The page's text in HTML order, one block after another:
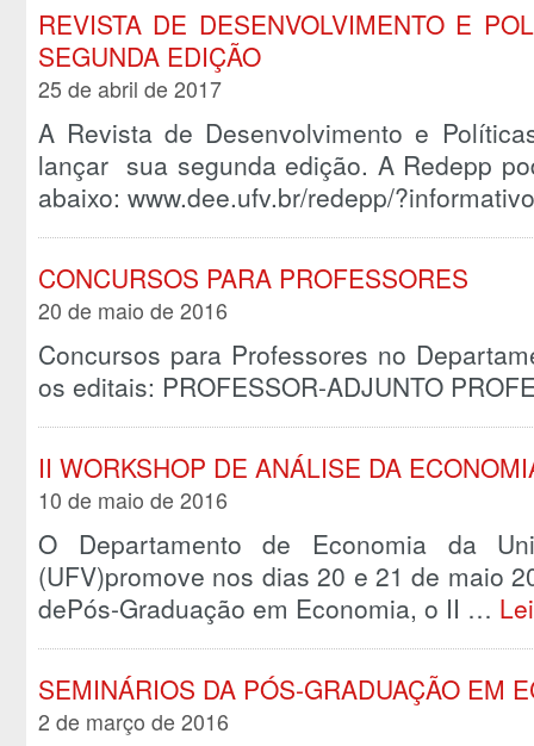
REVISTA DE DESENVOLVIMENTO E
SEGUNDA EDIÇÃO
25 de abril de 2017
A Revista de Desenvolvimento e
lançar sua segunda edição. A Redepp
abaixo: www.dee.ufv.br/redepp/
CONCURSOS PARA PROFESSORES
20 de maio de 2016
Concursos para Professores no
os editais: PROFESSOR-ADJUNTO
II WORKSHOP DE ANÁLISE DA
10 de maio de 2016
O Departamento de Economia da
(UFV)promove nos dias 20 e 21 de maio
dePós-Graduação em Economia, o II …
SEMINÁRIOS DA PÓS-GRADUAÇÃO EM
2 de março de 2016